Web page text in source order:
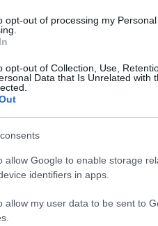
opt-out of processing my
opt-out of Collection, Use,
Data that Is Unrelated with
allow Google to enable storage
identifiers in apps.
allow my user data to be sent to
di Suviana e
e Brasimoneè una
immerso nella
idroelettrici, offrono
passeggiata
le escursioni, con
non è il posto ideale per